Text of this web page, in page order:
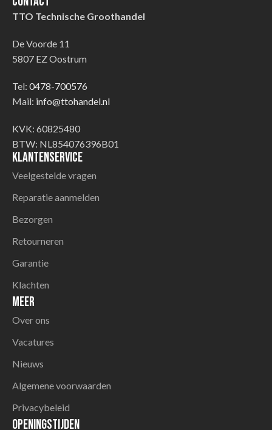
TTO Technische Groothandel
De Voorde 11
5807 EZ Oostrum
Tel: 0478-700576
Mail: info@ttohandel.nl
KVK: 60825480
BTW: NL854076396B01
Klantenservice
Veelgestelde vragen
Reparatie aanmelden
Bezorgen
Retourneren
Garantie
Klachten
Meer
Over ons
Vacatures
Nieuws
Algemene voorwaarden
Privacybeleid
Openingstijden